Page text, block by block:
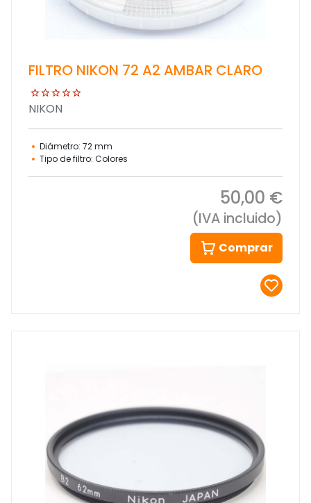
FILTRO NIKON 72 A2 AMBAR CLARO
NIKON
Diámetro: 72 mm
Tipo de filtro: Colores
50,00 €
(IVA incluido)
Comprar